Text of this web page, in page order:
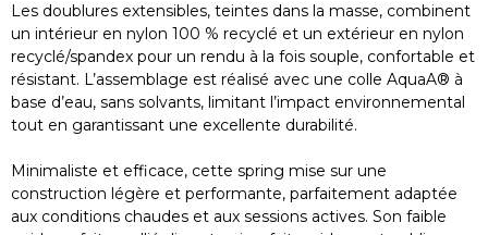
Les doublures extensibles, teintes dans la masse, combinent
un intérieur en nylon 100 % recyclé et un extérieur en nylon
recyclé/spandex pour un rendu à la fois souple, confortable et
résistant. L’assemblage est réalisé avec une colle AquaA® à
base d’eau, sans solvants, limitant l’impact environnemental
tout en garantissant une excellente durabilité.
Minimaliste et efficace, cette spring mise sur une
construction légère et performante, parfaitement adaptée
aux conditions chaudes et aux sessions actives. Son faible